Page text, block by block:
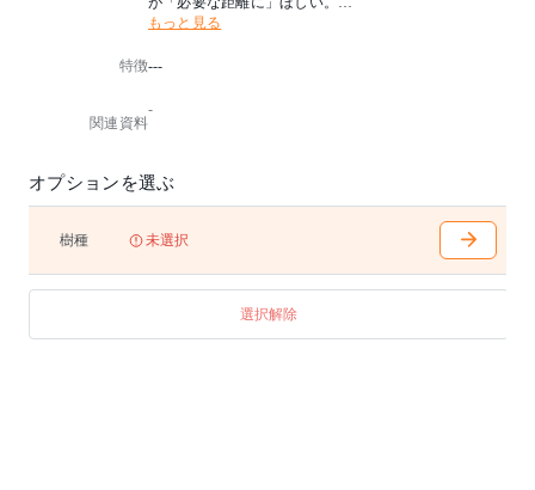
雑然としがちなそれらを、整えすぎずに美しく配置で
た。
アジャスター付き
もっと見る
特徴---
関連資料
-
オプションを選ぶ
樹種 未選択
選択解除